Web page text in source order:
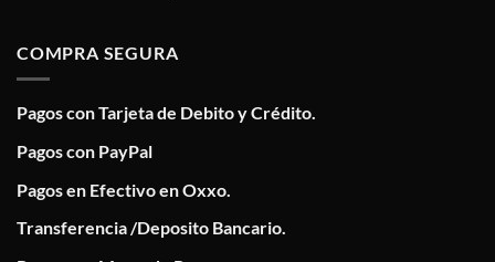
COMPRA SEGURA
Pagos con Tarjeta de Debito y Crédito.
Pagos con PayPal
Pagos en Efectivo en Oxxo.
Transferencia /Deposito Bancario.